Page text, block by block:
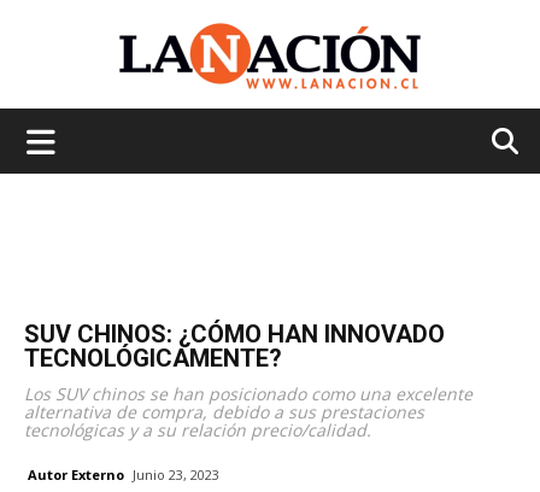
SUV CHINOS: ¿CÓMO HAN INNOVADO
TECNOLÓGICAMENTE?
Los SUV chinos se han posicionado como una excelente
alternativa de compra, debido a sus prestaciones
tecnológicas y a su relación precio/calidad.
Autor Externo Junio 23, 2023